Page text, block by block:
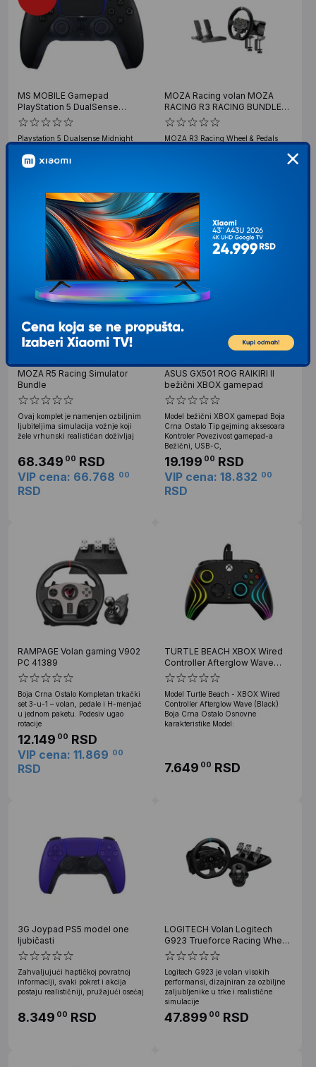
MS MOBILE Gamepad
PlayStation 5 DualSense
Midnight Black
Playstation 5 Dualsense Midnight
ili zamenski kontroler za PS5
konzolu. Funkcionalno
VIP cena: 9.89900
MOZA Racing volan MOZA
RACING R3 RACING BUNDLE
PC
MOZA R3 Racing Wheel & Pedals
između cene, performansi i kvaliteta
VIP cena: 44.109
RSD
MOZA R5 Racing Simulator
Bundle
Ovaj komplet je namenjen ozbiljnim
ljubiteljima simulacija vožnje koji
žele vrhunski realističan doživljaj
68.349 00 RSD
VIP cena: 66.768 00
RSD
ASUS GX501 ROG RAIKIRI II
bežični XBOX gamepad
Model bežični XBOX gamepad Boja
Crna Ostalo Tip gejming aksesoara
Kontroler Povezivost gamepad-a
Bežični, USB-C,
19.199 00 RSD
VIP cena: 18.832 00
RSD
RAMPAGE Volan gaming V902
PC 41389
Boja Crna Ostalo Kompletan trkački
set 3-u-1 – volan, pedale i H-menjač
u jednom paketu. Podesiv ugao
rotacije
12.149 00 RSD
VIP cena: 11.869 00
RSD
TURTLE BEACH XBOX Wired
Controller Afterglow Wave
(Black)
Model Turtle Beach - XBOX Wired
Controller Afterglow Wave (Black)
Boja Crna Ostalo Osnovne
karakteristike Model:
7.649 00 RSD
3G Joypad PS5 model one
ljubičasti
Zahvaljujući haptičkoj povratnoj
informaciji, svaki pokret i akcija
postaju realističniji, pružajući osećaj
8.349 00 RSD
LOGITECH Volan Logitech
G923 Trueforce Racing Wheel
+ Shifter
Logitech G923 je volan visokih
performansi, dizajniran za ozbiljne
zaljubljenike u trke i realistične
simulacije
47.899 00 RSD